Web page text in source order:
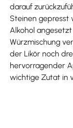
darauf
Steinen gepresst
Alkohol
Würzmischung
der Likör noch
hervorragender
wichtige Zutat in